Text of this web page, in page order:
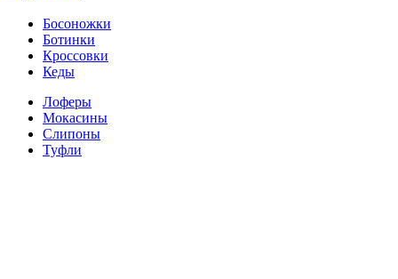
Босоножки
Ботинки
Кроссовки
Кеды
Лоферы
Мокасины
Слипоны
Туфли